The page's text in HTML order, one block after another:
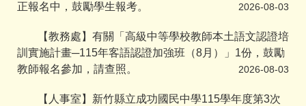
正報名中，鼓勵學生報考。
2026-08-03
【教務處】有關「高級中等學校教師本土語文認證培
訓實施計畫─115年客語認證加強班（8月）」1份，鼓勵
教師報名參加，請查照。
2026-08-03
【人事室】新竹縣立成功國民中學115學年度第3次